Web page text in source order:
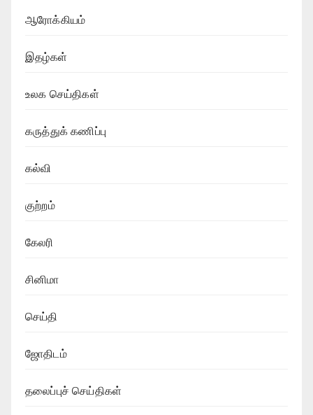
ஆரோக்கியம்
இதழ்கள்
உலக செய்திகள்
கருத்துக் கணிப்பு
கல்வி
குற்றம்
கேலரி
சினிமா
செய்தி
ஜோதிடம்
தலைப்புச் செய்திகள்